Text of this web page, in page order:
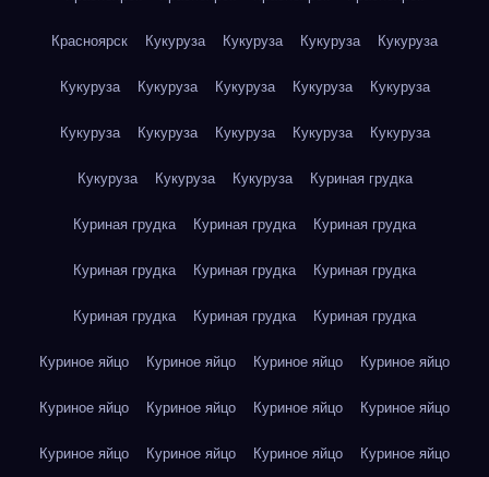
Красноярск Кукуруза Кукуруза Кукуруза Кукуруза
Кукуруза Кукуруза Кукуруза Кукуруза Кукуруза
Кукуруза Кукуруза Кукуруза Кукуруза Кукуруза
Кукуруза Кукуруза Кукуруза Куриная грудка
Куриная грудка Куриная грудка Куриная грудка
Куриная грудка Куриная грудка Куриная грудка
Куриная грудка Куриная грудка Куриная грудка
Куриное яйцо Куриное яйцо Куриное яйцо Куриное яйцо
Куриное яйцо Куриное яйцо Куриное яйцо Куриное яйцо
Куриное яйцо Куриное яйцо Куриное яйцо Куриное яйцо